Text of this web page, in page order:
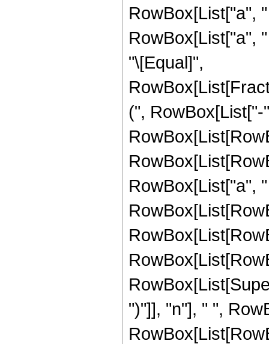
RowBox[List["a",
RowBox[List["a",
"\[Equal]",
(",
RowBox[List["a",
")"]], "n"], " ",